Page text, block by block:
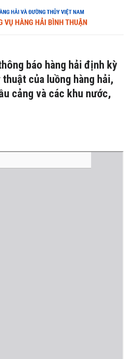
báo hàng hải định kỳ
của luồng hàng hải,
cảng và các khu nước,